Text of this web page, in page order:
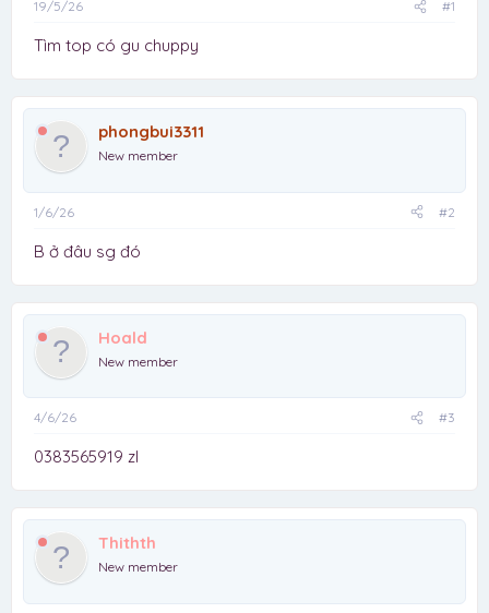
19/5/26 #1
Tìm top có gu chuppy
phongbui3311
New member
1/6/26 #2
B ở đâu sg đó
Hoald
New member
4/6/26 #3
0383565919 zl
Thithth
New member